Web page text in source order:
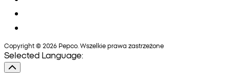
Copyright © 2026 Pepco. Wszelkie prawa zastrzeżone
Selected Language: